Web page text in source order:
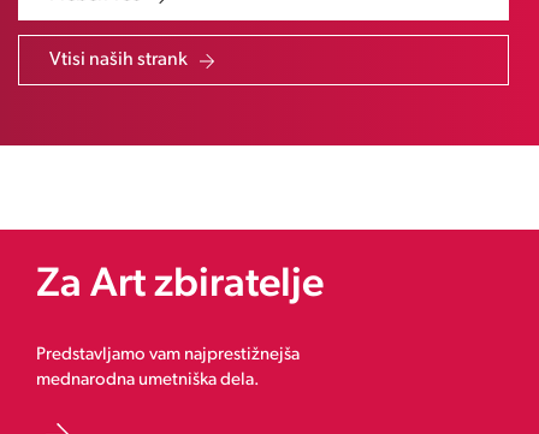
Vtisi naših strank
Za Art zbiratelje
Predstavljamo vam najprestižnejša
mednarodna umetniška dela.